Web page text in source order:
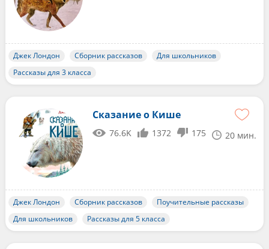
Джек Лондон Сборник рассказов
Для школьников
Рассказы для 3 класса
Сказание о Кише
76.6K 1372 175 20 мин.
Джек Лондон Сборник рассказов
Поучительные рассказы
Для школьников
Рассказы для 5 класса